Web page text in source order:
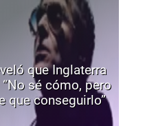
que Inglaterra
sé cómo, pero
que conseguirlo”